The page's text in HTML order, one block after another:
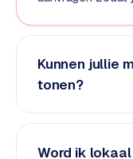
i
k
b
i
d
Kunnen jullie
tonen?
Word ik